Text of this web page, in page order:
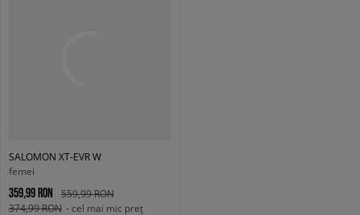
SALOMON XT-EVR W
femei
359,99 RON
559,99 RON
374,99 RON - cel mai mic preț